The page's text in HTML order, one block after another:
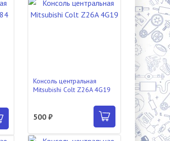
Консоль центральная
Mitsubishi Colt Z26A 4G19
500 ₽